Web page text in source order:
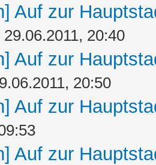
Auf zur
29.06.2011, 20:40
Auf zur
20:50
Auf zur
Auf zur